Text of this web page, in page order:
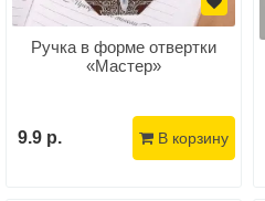
Ручка в форме отвертки
«Мастер»
9.9 р. В корзину